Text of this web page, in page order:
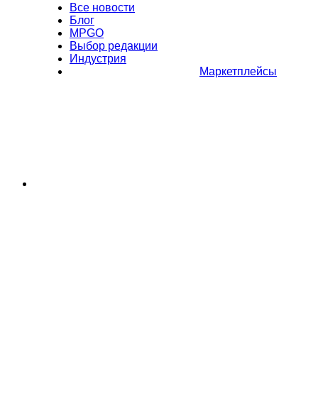
Все новости
Блог
MPGO
Выбор редакции
Индустрия
Маркетплейсы